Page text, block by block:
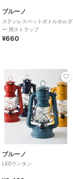
ブルーノ
ステンレスペットボトルホルダ
ー 用ストラップ
¥660
ブルーノ
LEDランタン